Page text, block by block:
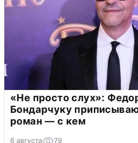
«Не просто слух»:
Бондарчуку
роман — с кем
6 августа 79